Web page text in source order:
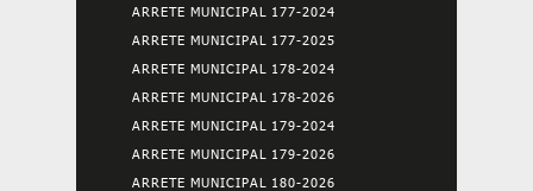
ARRETE MUNICIPAL 177-2024
ARRETE MUNICIPAL 177-2025
ARRETE MUNICIPAL 178-2024
ARRETE MUNICIPAL 178-2026
ARRETE MUNICIPAL 179-2024
ARRETE MUNICIPAL 179-2026
ARRETE MUNICIPAL 180-2026